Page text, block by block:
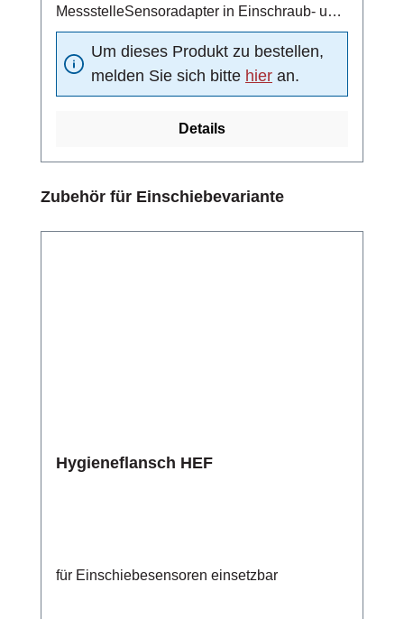
MessstelleSensoradapter in Einschraub- und
Schweißtechnik
Um dieses Produkt zu bestellen,
melden Sie sich bitte hier an.
Details
Produktgalerie überspringen
Zubehör für Einschiebevariante
Hygieneflansch HEF
für Einschiebesensoren einsetzbar